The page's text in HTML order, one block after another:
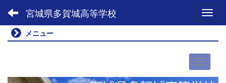
宮城県多賀城高等学校
メニュー